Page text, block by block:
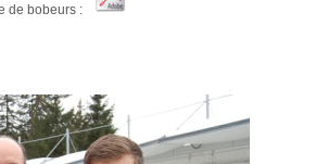
de bobeurs :